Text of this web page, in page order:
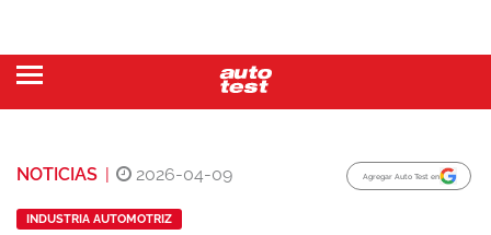
NOTICIAS | 2026-04-09 Agregar Auto Test en
INDUSTRIA AUTOMOTRIZ